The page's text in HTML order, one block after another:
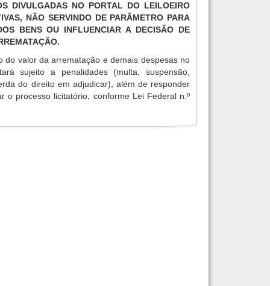
DIVULGADAS NO PORTAL DO LEILOEIRO
NÃO SERVINDO DE PARÂMETRO PARA
BENS OU INFLUENCIAR A DECISÃO DE
do valor da arrematação e demais despesas no
sujeito a penalidades (multa, suspensão,
do direito em adjudicar), além de responder
o processo licitatório, conforme Lei Federal n.º